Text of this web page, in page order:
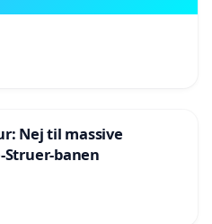
Nej til massive
banen